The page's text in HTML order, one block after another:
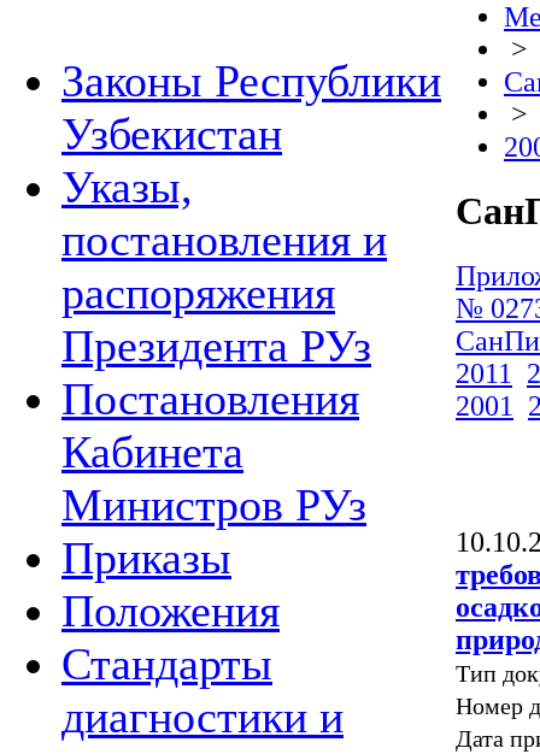
Законы Республики
Узбекистан
Указы,
постановления и
распоряжения
Президента РУз
Постановления
Кабинета
Министров РУз
Приказы
Положения
Стандарты
диагностики и
>
>
№
2011
2001
Тип
Номер
Дата